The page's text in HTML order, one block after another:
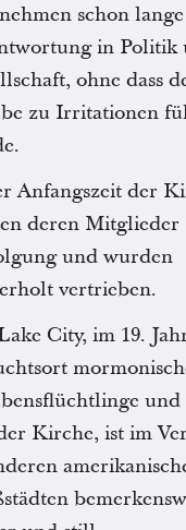
schon lange
in Politik
ohne dass
zu Irritationen
Anfangszeit der
deren Mitglieder
und wurden
vertrieben.
City, im 19.
und
Kirche, ist im